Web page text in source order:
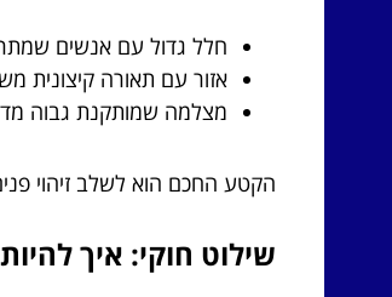
חלל גדול עם אנשים
אזור עם תאורה קיצונית
מצלמה שמותקנת גבוה
הקטע החכם הוא לשלב זיהוי
שילוט חוקי: איך